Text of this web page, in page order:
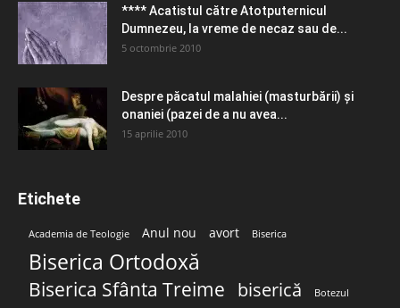
**** Acatistul către Atotputernicul
Dumnezeu, la vreme de necaz sau de...
5 octombrie 2010
Despre păcatul malahiei (masturbării) şi
onaniei (pazei de a nu avea...
15 aprilie 2010
Etichete
Academia de Teologie Anul nou avort Biserica
Biserica Ortodoxă
Biserica Sfânta Treime biserică Botezul